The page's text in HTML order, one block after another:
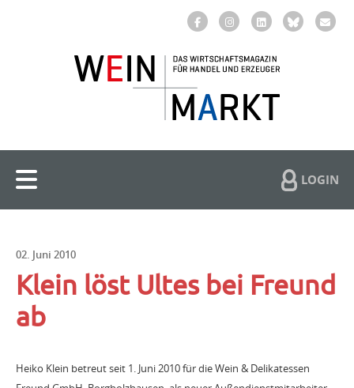
LOGIN
02. Juni 2010
Klein löst Ultes bei Freund
ab
Heiko Klein betreut seit 1. Juni 2010 für die Wein & Delikatessen